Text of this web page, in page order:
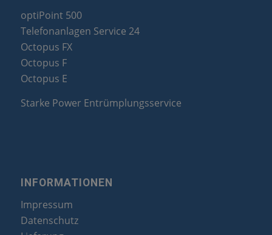
optiPoint 500
Telefonanlagen Service 24
Octopus FX
Octopus F
Octopus E
Starke Power Entrümplungsservice
INFORMATIONEN
Impressum
Datenschutz